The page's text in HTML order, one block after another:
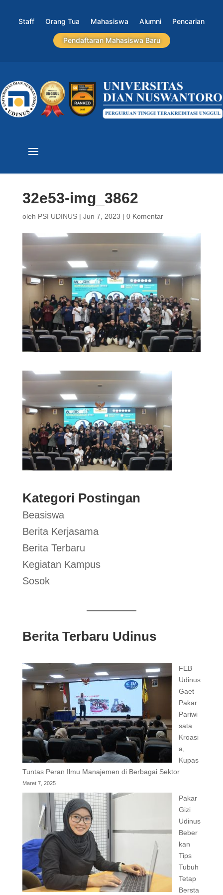
Staff Orang Tua Mahasiswa Alumni Pencarian
Pendaftaran Mahasiswa Baru
32e53-img_3862
oleh PSI UDINUS| Jun 7, 2023 | 0 Komentar
Kategori Postingan
Beasiswa
Berita Kerjasama
Berita Terbaru
Kegiatan Kampus
Sosok
Berita Terbaru Udinus
FEB
Udinus
Gaet
Pakar
Pariwi
sata
Kroasi
a,
Kupas
Tuntas Peran Ilmu Manajemen di Berbagai Sektor
Maret 7, 2025
Pakar
Gizi
Udinus
Beber
kan
Tips
Tubuh
Tetap
Bersta